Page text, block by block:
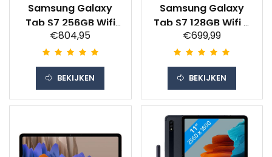
Samsung Galaxy
Tab S7 256GB Wifi
Zilver
€804,95
BEKIJKEN
Samsung Galaxy
Tab S7 128GB Wifi +
4G Zwart
€699,99
BEKIJKEN